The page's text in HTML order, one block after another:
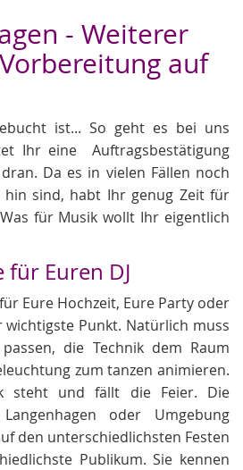
- Weiterer
auf
ist... So geht es bei uns
Ihr eine Auftragsbestätigung
Da es in vielen Fällen noch
hin sind, habt Ihr genug Zeit für
für Musik wollt Ihr eigentlich
Euren DJ
Eure Hochzeit, Eure Party oder
wichtigste Punkt. Natürlich muss
die Technik dem Raum
zum tanzen animieren.
steht und fällt die Feier. Die
oder Umgebung
den unterschiedlichsten Festen
Publikum. Sie kennen